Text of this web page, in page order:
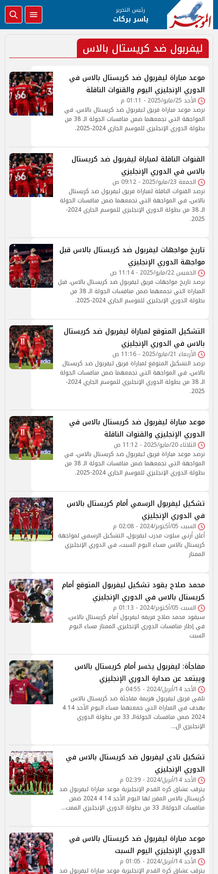
رئيس التحرير
ياسر بركات
ليفربول ضد كريستال بالاس
موعد مباراة ليفربول ضد كريستال بالاس في
الدوري الإنجليزي اليوم والقنوات الناقلة
الأحد 25/مايو/2025 - 01:11 م
نرصد موعد مباراة فريق ليفربول ضد كريستال بالاس، في
المواجهة التي تجمعهما ضمن منافسات الجولة الـ 38 من
بطولة الدوري الإنجليزي للموسم الجاري 2024-2025.
القنوات الناقلة لمباراة ليفربول ضد كريستال
بالاس في الدوري الإنجليزي
الجمعة 23/مايو/2025 - 09:12 ص
نرصد القنوات الناقلة لمباراة فريق ليفربول ضد كريستال
بالاس، في المواجهة التي تجمعهما ضمن منافسات الجولة
الـ 38 من بطولة الدوري الإنجليزي للموسم الجاري 2024-
2025.
تاريخ مواجهات ليفربول ضد كريستال بالاس قبل
مواجهة الدوري الإنجليزي
الخميس 22/مايو/2025 - 11:14 ص
نرصد تاريخ مواجهات فريق ليفربول ضد كريستال بالاس، قبل
المباراة التي تجمعهما ضمن منافسات الجولة الـ 38 من
بطولة الدوري الإنجليزي للموسم الجاري 2024-2025.
التشكيل المتوقع لمباراة ليفربول ضد كريستال
بالاس في الدوري الإنجليزي
الأربعاء 21/مايو/2025 - 11:16 ص
نرصد التشكيل المتوقع لمباراة فريق ليفربول ضد كريستال
بالاس، في المواجهة التي تجمعهما ضمن منافسات الجولة
الـ 38 من بطولة الدوري الإنجليزي للموسم الجاري 2024-
2025.
موعد مباراة ليفربول ضد كريستال بالاس في
الدوري الإنجليزي والقنوات الناقلة
الثلاثاء 20/مايو/2025 - 11:12 ص
نرصد موعد مباراة فريق ليفربول ضد كريستال بالاس، في
المواجهة التي تجمعهما ضمن منافسات الجولة الـ 38 من
بطولة الدوري الإنجليزي للموسم الجاري 2024-2025.
تشكيل ليفربول الرسمي أمام كريستال بالاس
في الدوري الإنجليزي
السبت 05/أكتوبر/2024 - 02:08 م
أعلن أرني سلوت مدرب ليفربول، التشكيل الرسمي لمواجهة
كريستال بالاس مساء اليوم السبت، في الدوري الإنجليزي
الممتاز
محمد صلاح يقود تشكيل ليفربول المتوقع أمام
كريستال بالاس في الدوري الإنجليزي
السبت 05/أكتوبر/2024 - 01:13 م
سيقود محمد صلاح فريقه ليفربول أمام كريستال بالاس،
في إطار منافسات الدوري الإنجليزي الممتاز مساء اليوم
السبت
مفاجأة: ليفربول يخسر أمام كريستال بالاس
ويبتعد عن صدارة الدوري الإنجليزي
الأحد 14/أبريل/2024 - 04:55 م
تلقي فريق ليفربول هزيمة مفاجئة ضد كريستال بالاس
بهدف في المباراة التي جمعتهما مساء اليوم الأحد 14 4
2024 ضمن منافسات الجولةالـ 33 من بطولة الدوري
الإنجليزي ال…
تشكيل نادي ليفربول ضد كريستال بالاس في
الدوري الإنجليزي
الأحد 14/أبريل/2024 - 02:39 م
يترقب عشاق كرة القدم الإنجليزية موعد مباراة ليفربول ضد
كريستال بالاس المقرر لها اليوم الأحد 14 4 2024 ضمن
منافسات الجولةالـ 33 من بطولة الدوري الإنجليزي الممت…
موعد مباراة ليفربول ضد كريستال بالاس في
الدوري الإنجليزي اليوم السبت
الأحد 14/أبريل/2024 - 01:05 م
يترقب عشاق كرة القدم الإنجليزية موعد مباراة ليفربول ضد